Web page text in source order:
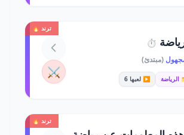
ترند 🔥
⏱️
(مبتدئ)
الرياضة ▶️ لعبها 6 ⚔️
ترند 🔥